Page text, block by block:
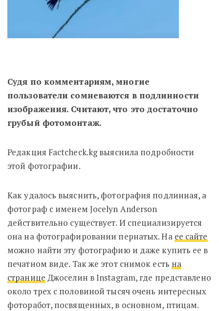
Судя по комментариям, многие
пользователи сомневаются в подлинности
изображения. Считают, что это достаточно
грубый фотомонтаж.
Редакция Factcheck.kg выяснила подробности
этой фотографии.
Как удалось выяснить, фотография подлинная, а
фотограф с именем Jocelyn Anderson
действительно существует. И специализируется
она на фотографировании пернатых. На ее сайте
можно найти эту фотографию и даже купить ее в
печатном виде. Так же этот снимок есть на
странице Джоселин в Instagram, где представлено
около трех с половиной тысяч очень интересных
фоторабот, посвященных, в основном, птицам.